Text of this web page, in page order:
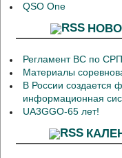
QSO One
Регламент ВС по
Материалы
В России создается
информационная
UA3GGO-65 лет!